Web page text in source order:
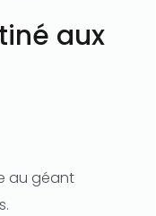
aux
au géant